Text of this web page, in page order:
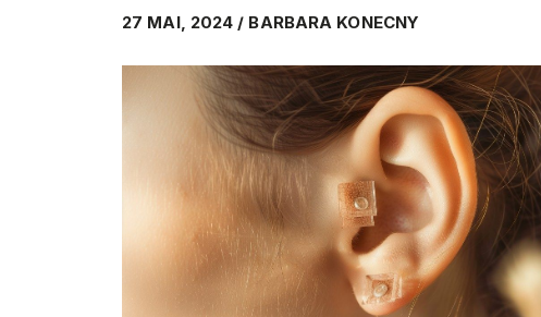
27 MAI, 2024 / BARBARA KONECNY